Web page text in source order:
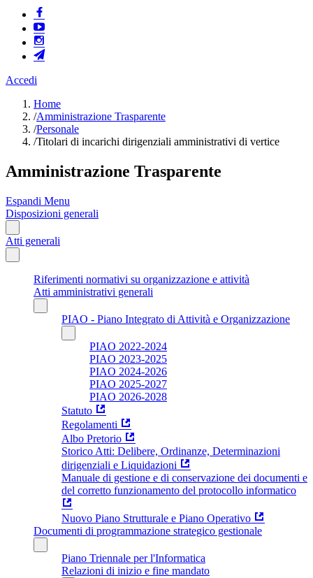
Accedi
Home
/Amministrazione Trasparente
/Personale
/Titolari di incarichi dirigenziali amministrativi di vertice
Amministrazione Trasparente
Espandi Menu
Disposizioni generali
Atti generali
Riferimenti normativi su organizzazione e attività
Atti amministrativi generali
PIAO - Piano Integrato di Attività e Organizzazione
PIAO 2022-2024
PIAO 2023-2025
PIAO 2024-2026
PIAO 2025-2027
PIAO 2026-2028
Statuto
Regolamenti
Albo Pretorio
Storico Atti: Delibere, Ordinanze, Determinazioni
dirigenziali e Liquidazioni
Manuale di gestione e di conservazione dei documenti e
del corretto funzionamento del protocollo informatico
Nuovo Piano Strutturale e Piano Operativo
Documenti di programmazione strategico gestionale
Piano Triennale per l'Informatica
Relazioni di inizio e fine mandato